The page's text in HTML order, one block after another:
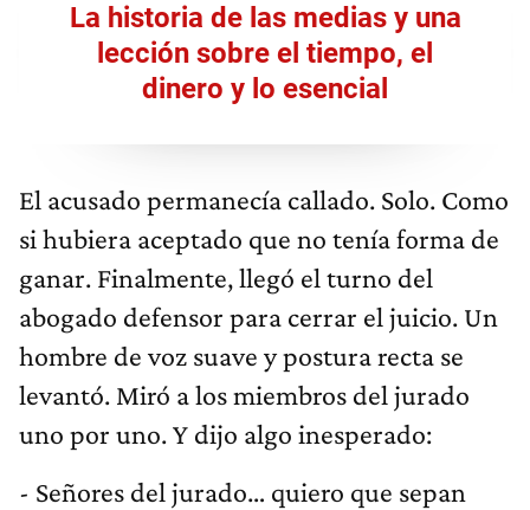
La historia de las medias y una
lección sobre el tiempo, el
dinero y lo esencial
El acusado permanecía callado. Solo. Como
si hubiera aceptado que no tenía forma de
ganar. Finalmente, llegó el turno del
abogado defensor para cerrar el juicio. Un
hombre de voz suave y postura recta se
levantó. Miró a los miembros del jurado
uno por uno. Y dijo algo inesperado:
- Señores del jurado… quiero que sepan